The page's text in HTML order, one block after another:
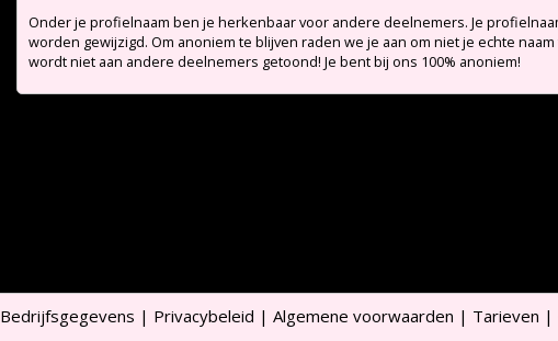
Onder je profielnaam ben je herkenbaar voor andere deelnemers. Je
worden gewijzigd. Om anoniem te blijven raden we je aan om niet je echte
wordt niet aan andere deelnemers getoond! Je bent bij ons 100% anoniem!
Bedrijfsgegevens | Privacybeleid | Algemene voorwaarden | Tarieven |